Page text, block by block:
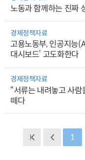
노동과 함께하는 진짜
경제정책자료
고용노동부, 인공지능
대시보드’ 고도화한다
경제정책자료
“서류는 내려놓고 사
떼다
1